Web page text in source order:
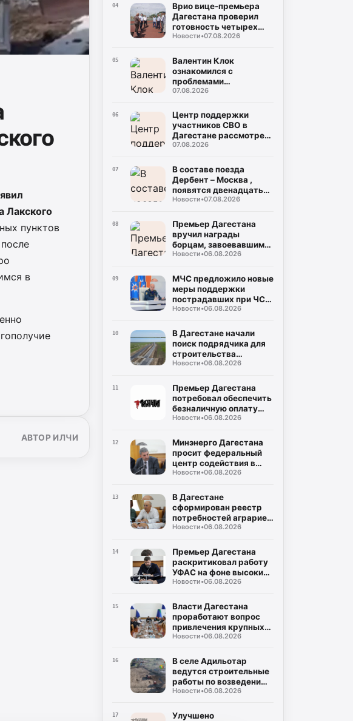
Лакского
пунктов
в
АВТОР ИЛЧИ
04
Врио вице-премьера
Дагестана проверил
готовность четырех
школ к 1 сентября
Новости•07.08.2026
05
Валентин Клок
ознакомился с
проблемами
водоснабжения
Буйнакского района
07.08.2026
06
Центр поддержки
участников СВО в
Дагестане рассмотрел
около тысячи запросов
07.08.2026
07
В составе поезда
Дербент – Москва ,
появятся двенадцать
новых плацкартных
Новости•07.08.2026
08
Премьер Дагестана
вручил награды
борцам, завоевавшим
20 медалей на
Новости•06.08.2026
09
МЧС предложило новые
меры поддержки
пострадавших при ЧС:
кредитные каникулы и
Новости•06.08.2026
10
В Дагестане начали
поиск подрядчика для
строительства
северного обхода
Новости•06.08.2026
11
Премьер Дагестана
потребовал обеспечить
безналичную оплату
проезда во всем
транспорте
Новости•06.08.2026
12
Минэнерго Дагестана
просит федеральный
центр содействия в
поставках оплаченного
Новости•06.08.2026
13
В Дагестане
сформирован реестр
потребностей аграриев
в ГСМ на период
Новости•06.08.2026
14
Премьер Дагестана
раскритиковал работу
УФАС на фоне высоких
цен на топливо
Новости•06.08.2026
15
Власти Дагестана
проработают вопрос
привлечения крупных
нефтяных компаний на
Новости•06.08.2026
16
В селе Адильотар
ведутся строительные
работы по возведению
новой школы и
футбола
Новости•06.08.2026
17
Улучшено